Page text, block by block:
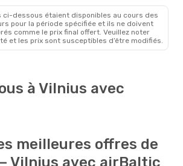
ci-dessous étaient disponibles au cours des
pour la période spécifiée et ils ne doivent
comme le prix final offert. Veuillez noter
et les prix sont susceptibles d’être modifiés.
à Vilnius avec
meilleures offres de
Vilnius avec airBaltic